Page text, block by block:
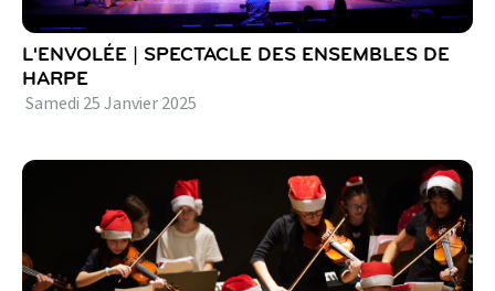
L'ENVOLÉE | SPECTACLE DES ENSEMBLES DE
HARPE
Samedi 25 Janvier 2025